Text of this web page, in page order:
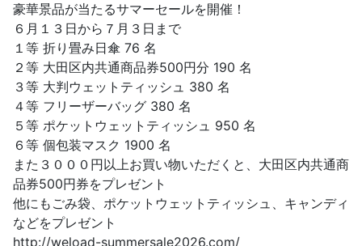
豪華景品が当たるサマーセールを開催！
６月１３日から７月３日まで
１等 折り畳み日傘 76 名
２等 大田区内共通商品券500円分 190 名
３等 大判ウェットティッシュ 380 名
４等 フリーザーバッグ 380 名
５等 ポケットウェットティッシュ 950 名
６等 個包装マスク 1900 名
また３０００円以上お買い物いただくと、大田区内共通商
品券500円券をプレゼント
他にもごみ袋、ポケットウェットティッシュ、キャンディ
などをプレゼント
http://weload-summersale2026.com/